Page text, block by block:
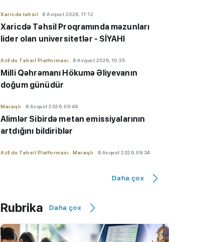
Xaricdə təhsil 8 Avqust 2026, 11:12
Xaricdə Təhsil Proqramında məzunları
lider olan universitetlər - SİYAHI
AzEdu Təhsil Platforması 8 Avqust 2026, 10:35
Milli Qəhrəmanı Hökumə Əliyevanın
doğum günüdür
Maraqlı 8 Avqust 2026, 09:49
Alimlər Sibirdə metan emissiyalarının
artdığını bildiriblər
AzEdu Təhsil Platforması Maraqlı 8 Avqust 2026, 09:34
Həvəsləndirmə tətbiq olunan
məktəblərə vakansiya seçimi BAŞLAYIR
Daha çox
Rubrika Daha çox